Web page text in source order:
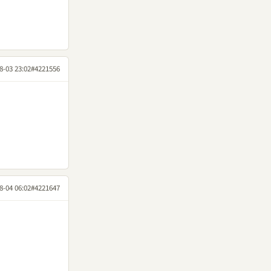
03 23:02#4221556
04 06:02#4221647